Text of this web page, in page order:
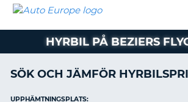
HYRBIL
HYRA
PARTNER
AUTO
EUROPE
HYRBIL
HYRA
HYRBIL PÅ BEZIERS
SÖK OCH JÄMFÖR
UPPHÄMTNINGSPLATS: